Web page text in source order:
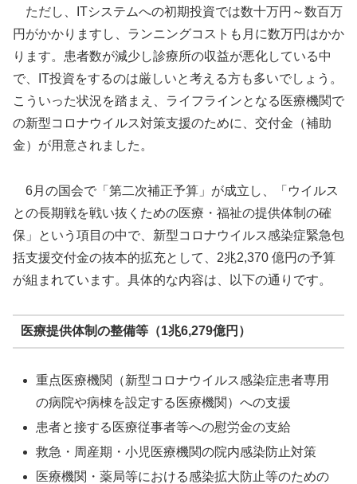
ただし、ITシステムへの初期投資では数十万円～数百万
円がかかりますし、ランニングコストも月に数万円はかか
ります。患者数が減少し診療所の収益が悪化している中
で、IT投資をするのは厳しいと考える方も多いでしょう。
こういった状況を踏まえ、ライフラインとなる医療機関で
の新型コロナウイルス対策支援のために、交付金（補助
金）が用意されました。
6月の国会で「第二次補正予算」が成立し、「ウイルス
との長期戦を戦い抜くための医療・福祉の提供体制の確
保」という項目の中で、新型コロナウイルス感染症緊急包
括支援交付金の抜本的拡充として、2兆2,370 億円の予算
が組まれています。具体的な内容は、以下の通りです。
医療提供体制の整備等（1兆6,279億円）
重点医療機関（新型コロナウイルス感染症患者専用
の病院や病棟を設定する医療機関）への支援
患者と接する医療従事者等への慰労金の支給
救急・周産期・小児医療機関の院内感染防止対策
医療機関・薬局等における感染拡大防止等のための